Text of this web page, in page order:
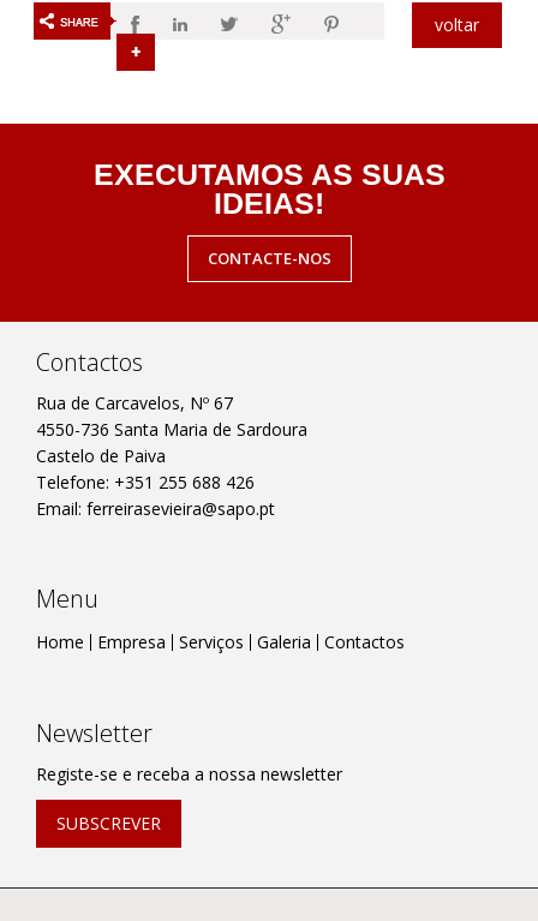
voltar
EXECUTAMOS AS SUAS
IDEIAS!
CONTACTE-NOS
Contactos
Rua de Carcavelos, Nº 67
4550-736 Santa Maria de Sardoura
Castelo de Paiva
Telefone: +351 255 688 426
Email: ferreirasevieira@sapo.pt
Menu
Home Empresa Serviços Galeria Contactos
Newsletter
Registe-se e receba a nossa newsletter
SUBSCREVER